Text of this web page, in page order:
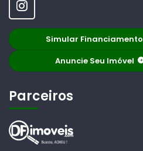
Simular Financiamento
Anuncie Seu Imóvel
Parceiros